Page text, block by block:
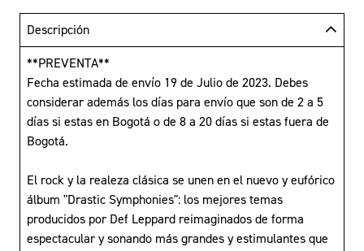
Descripción
**PREVENTA**
Fecha estimada de envío 19 de Julio de 2023. Debes
considerar además los días para envío que son de 2 a 5
días si estas en Bogotá o de 8 a 20 días si estas fuera de
Bogotá.
El rock y la realeza clásica se unen en el nuevo y eufórico
álbum "Drastic Symphonies": los mejores temas
producidos por Def Leppard reimaginados de forma
espectacular y sonando más grandes y estimulantes que